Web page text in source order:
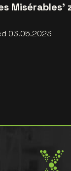
03.05.2023